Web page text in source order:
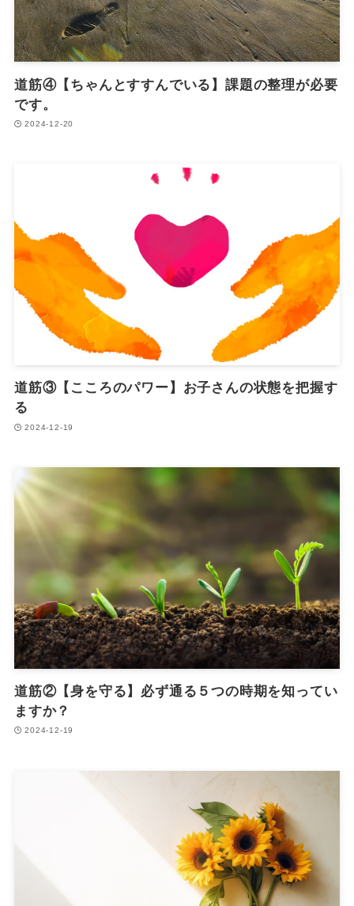
道筋④【ちゃんとすすんでいる】課題の整理が必要
です。
2024-12-20
道筋③【こころのパワー】お子さんの状態を把握す
る
2024-12-19
道筋②【身を守る】必ず通る５つの時期を知ってい
ますか？
2024-12-19